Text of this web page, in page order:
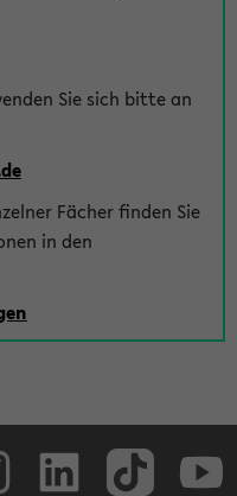
Sie sich bitte an
Fächer finden Sie
in den